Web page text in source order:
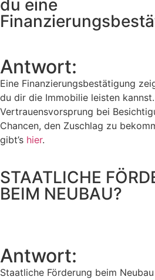
du eine
Antwort:
Eine Finanzierungsbestätigung
du dir die Immobilie leisten
Vertrauensvorsprung bei
Chancen, den Zuschlag zu
gibt’s hier.
STAATLICHE
BEIM NEUBAU?
Antwort:
Staatliche Förderung beim